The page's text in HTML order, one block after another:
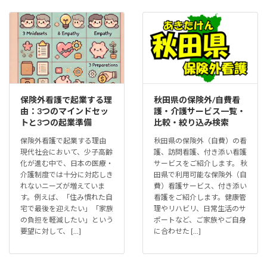
保険外看護で起業する理
由：3つのマインドセッ
トと3つの起業準備
保険外看護で起業する理由
現代社会において、少子高齢
化が進む中で、日本の医療・
介護制度では十分に対応しき
れないニーズが増えていま
す。例えば、「住み慣れた自
宅で最後を迎えたい」「家族
の負担を軽減したい」という
要望に対して、 […]
秋田県の保険外/自費看
護・介護サービス一覧・
比較・絞り込み検索
秋田県の保険外（自費）の看
護、訪問看護、付き添い看護
サービスをご紹介します。 秋
田県で利用可能な保険外（自
費）看護サービス、付き添い
看護をご紹介します。健康管
理やリハビリ、日常生活のサ
ポートなど、ご家族やご自身
に合わせた […]